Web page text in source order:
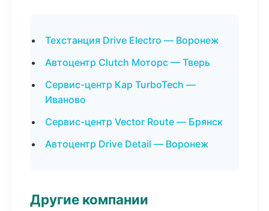
Техстанция Drive Electro — Воронеж
Автоцентр Clutch Моторс — Тверь
Сервис-центр Кар TurboTech —
Иваново
Сервис-центр Vector Route — Брянск
Автоцентр Drive Detail — Воронеж
Другие компании